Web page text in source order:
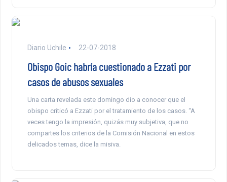
Diario Uchile 22-07-2018
Obispo Goic habría cuestionado a Ezzati por
casos de abusos sexuales
Una carta revelada este domingo dio a conocer que el
obispo criticó a Ezzati por el tratamiento de los casos. “A
veces tengo la impresión, quizás muy subjetiva, que no
compartes los criterios de la Comisión Nacional en estos
delicados temas, dice la misiva.